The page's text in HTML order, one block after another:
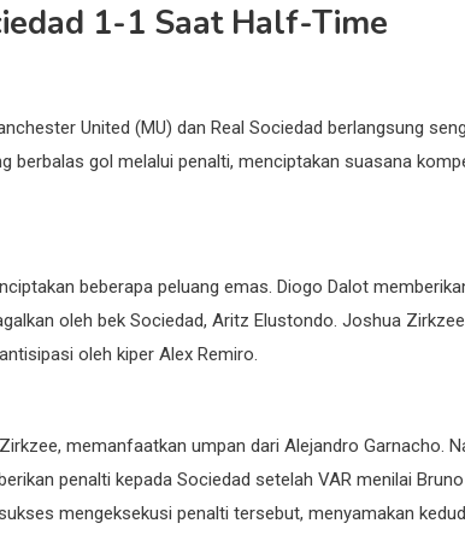
1-1 Saat Half-Time
United (MU) dan Real Sociedad berlangsung
berbalas gol melalui penalti, menciptakan suasana
beberapa peluang emas. Diogo Dalot
oleh bek Sociedad, Aritz Elustondo. Joshua
oleh kiper Alex Remiro.
memanfaatkan umpan dari Alejandro Garnacho.
penalti kepada Sociedad setelah VAR menilai Bruno
mengeksekusi penalti tersebut, menyamakan